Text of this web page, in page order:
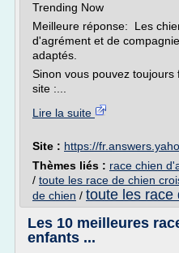
Trending Now
Meilleure réponse: Les
d'agrément et de
adaptés.
Sinon vous pouvez
site :...
Lire la suite
Site : https://
Thèmes liés : race chien
/ toute les race de chien
de chien / toute les race
Les 10 meilleures
enfants ...